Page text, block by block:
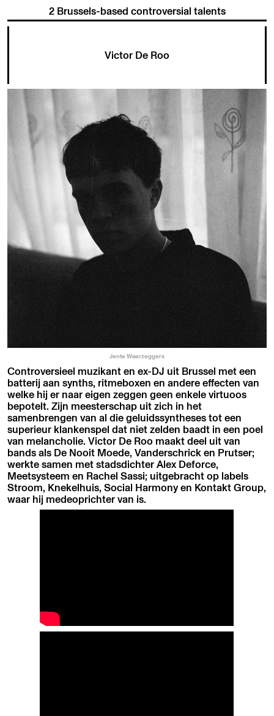
2 Brussels-based controversial talents
Victor De Roo
Jente Waerzeggers
Controversieel muzikant en ex-DJ uit Brussel met een
batterij aan synths, ritmeboxen en andere effecten van
welke hij er naar eigen zeggen geen enkele virtuoos
bepotelt. Zijn meesterschap uit zich in het
samenbrengen van al die geluidssyntheses tot een
superieur klankenspel dat niet zelden baadt in een poel
van melancholie. Victor De Roo maakt deel uit van
bands als De Nooit Moede, Vanderschrick en Prutser;
werkte samen met stadsdichter Alex Deforce,
Meetsysteem en Rachel Sassi; uitgebracht op labels
Stroom, Knekelhuis, Social Harmony en Kontakt Group,
waar hij medeoprichter van is.